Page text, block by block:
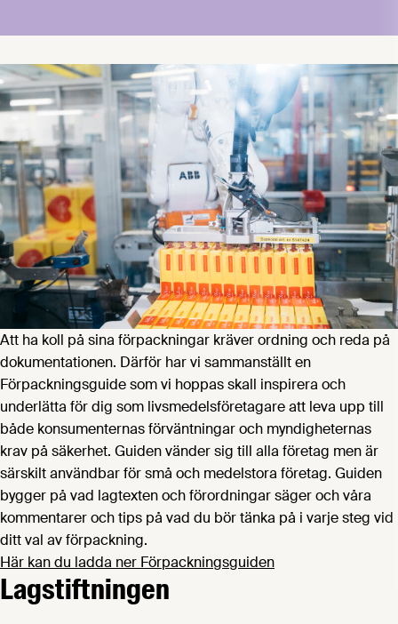
Att ha koll på sina förpackningar kräver ordning och reda på
dokumentationen. Därför har vi sammanställt en
Förpackningsguide som vi hoppas skall inspirera och
underlätta för dig som livsmedelsföretagare att leva upp till
både konsumenternas förväntningar och myndigheternas
krav på säkerhet. Guiden vänder sig till alla företag men är
särskilt användbar för små och medelstora företag. Guiden
bygger på vad lagtexten och förordningar säger och våra
kommentarer och tips på vad du bör tänka på i varje steg vid
ditt val av förpackning.
Här kan du ladda ner Förpackningsguiden
Lagstiftningen